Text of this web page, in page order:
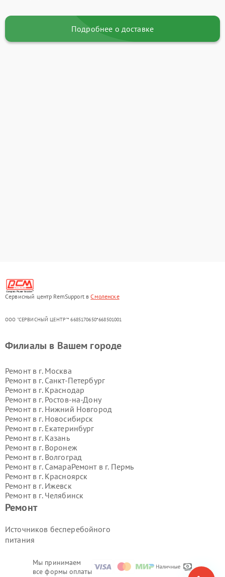
Подробнее о доставке
Сервисный центр RemSupport вСмоленске
ООО "СЕРВИСНЫЙ ЦЕНТР"* 6685170650*668501001
Мы принимаем
все формы оплаты
Ремонт
Источников бесперебойного
питания
Филиалы в Вашем городе
Ремонт в г. Москва
Ремонт в г. Санкт-Петербург
Ремонт в г. Краснодар
Ремонт в г. Ростов-на-Дону
Ремонт в г. Нижний Новгород
Ремонт в г. Новосибирск
Ремонт в г. Екатеринбург
Ремонт в г. Казань
Ремонт в г. Воронеж
Ремонт в г. Волгоград
Ремонт в г. СамараРемонт в г. Пермь
Ремонт в г. Красноярск
Ремонт в г. Ижевск
Ремонт в г. Челябинск
Ремонт в г.
Ремонт в г.
Ярославль
Ремонт в г.Саратов
Ремонт в г.
Ремонт в г. Хабаровск
Ремонт в г. Томск